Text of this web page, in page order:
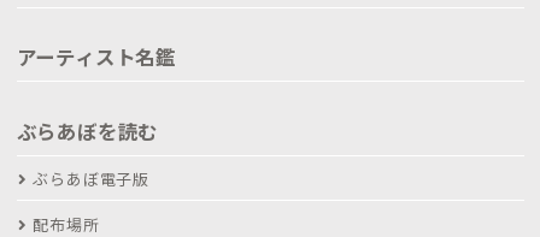
アーティスト名鑑
ぶらあぼを読む
ぶらあぼ電子版
配布場所